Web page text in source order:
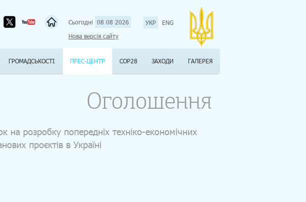
Сьогодні 08 08 2026
Нова версія сайту
УКР ENG
ГРОМАДСЬКОСТІ ПРЕС-ЦЕНТР COP28 ЗАХОДИ ГАЛЕРЕЯ
Оголошення
на розробку попередніх техніко-економічних
проєктів в Україні